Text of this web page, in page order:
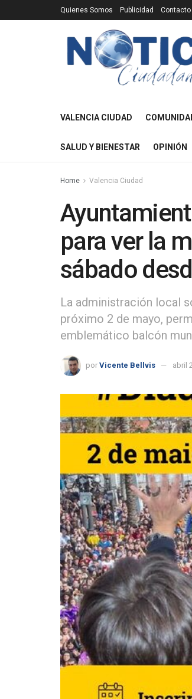
Quienes Somos Publicidad Contacto
VALENCIA CIUDAD
SALUD Y BIENESTAR OPINIÓN
Home Valencia Ciudad
para ver la
sábado
La administración local
próximo 2 de mayo,
emblemático balcón
por Vicente Bellvis abril